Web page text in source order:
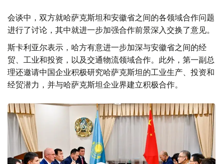
会谈中，双方就哈萨克斯坦和安徽省之间的各领域合作问题
进行了讨论，其中就进一步加强合作前景深入交换了意见。
斯卡利亚尔表示，哈方有意进一步加深与安徽省之间的经
贸、工业和投资，以及交通物流领域合作。此外，第一副总
理还邀请中国企业积极研究哈萨克斯坦的工业生产、投资和
经贸潜力，并与哈萨克斯坦企业界建立积极合作。